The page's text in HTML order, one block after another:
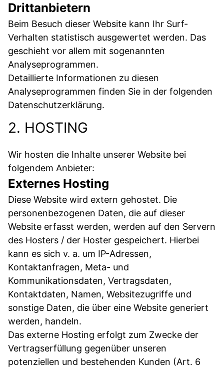
Drittanbietern
Beim Besuch dieser Website kann Ihr Surf-
Verhalten statistisch ausgewertet werden. Das
geschieht vor allem mit sogenannten
Analyseprogrammen.
Detaillierte Informationen zu diesen
Analyseprogrammen finden Sie in der folgenden
Datenschutzerklärung.
2. HOSTING
Wir hosten die Inhalte unserer Website bei
folgendem Anbieter:
Externes Hosting
Diese Website wird extern gehostet. Die
personenbezogenen Daten, die auf dieser
Website erfasst werden, werden auf den Servern
des Hosters / der Hoster gespeichert. Hierbei
kann es sich v. a. um IP-Adressen,
Kontaktanfragen, Meta- und
Kommunikationsdaten, Vertragsdaten,
Kontaktdaten, Namen, Websitezugriffe und
sonstige Daten, die über eine Website generiert
werden, handeln.
Das externe Hosting erfolgt zum Zwecke der
Vertragserfüllung gegenüber unseren
potenziellen und bestehenden Kunden (Art. 6